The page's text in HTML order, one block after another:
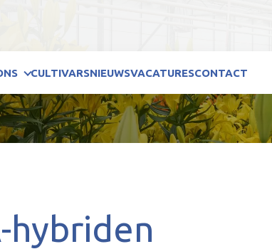
CULTIVARSNIEUWSVACATURESCONTACT
hybriden